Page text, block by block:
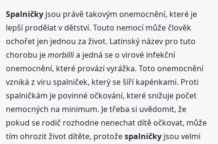
Spalničky jsou právě takovým onemocnění, které je
lepší prodělat v dětství. Touto nemocí může člověk
ochořet jen jednou za život. Latinský název pro tuto
chorobu jemorbillia jedná se o virové infekční
onemocnění, které provází vyrážka. Toto onemocnění
vzniká z viru spalniček, který se šíří kapénkami. Proti
spalničkám je povinné očkování, které snižuje počet
nemocných na minimum. Je třeba si uvědomit, že
pokud se rodič rozhodne nenechat dítě očkovat, může
tím ohrozit život dítěte, protožespalničky jsou velmi